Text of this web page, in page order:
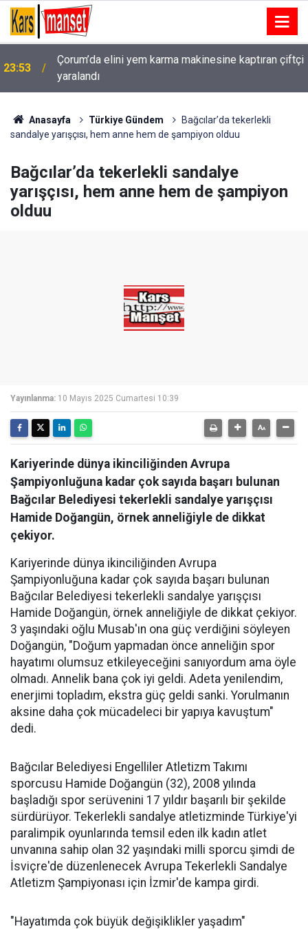
23:51
Yeni aldığı motosikletle kaza yapan genç hayatını
kaybetti: O anlar kamerada
Anasayfa Türkiye Gündem
Bağcılar’da tekerlekli
sandalye yarışçısı, hem anne hem de şampiyon olduu
Bağcılar’da tekerlekli sandalye
yarışçısı, hem anne hem de şampiyon
olduu
Yayınlanma: 10 Mayıs 2025 Cumartesi 10:39
Kariyerinde dünya ikinciliğinden Avrupa
Şampiyonluğuna kadar çok sayıda başarı bulunan
Bağcılar Belediyesi tekerlekli sandalye yarışçısı
Hamide Doğangün, örnek anneliğiyle de dikkat
çekiyor.
Kariyerinde dünya ikinciliğinden Avrupa
Şampiyonluğuna kadar çok sayıda başarı bulunan
Bağcılar Belediyesi tekerlekli sandalye yarışçısı
Hamide Doğangün, örnek anneliğiyle de dikkat çekiyor.
3 yaşındaki oğlu Musab'ın ona güç verdiğini söyleyen
Doğangün, "Doğum yapmadan önce anneliğin spor
hayatımı olumsuz etkileyeceğini sanıyordum ama öyle
olmadı. Annelik bana çok iyi geldi. Adeta yenilendim,
enerjimi topladım, ekstra güç geldi sanki. Yorulmanın
aksine daha çok mücadeleci bir yapıya kavuştum"
dedi.
Bağcılar Belediyesi Engelliler Atletizm Takımı
sporcusu Hamide Doğangün (32), 2008 yılında
başladığı spor serüvenini 17 yıldır başarılı bir şekilde
sürdürüyor. Tekerlekli sandalye atletizminde Türkiye'yi
paralimpik oyunlarında temsil eden ilk kadın atlet
unvanına sahip olan 32 yaşındaki milli sporcu şimdi de
İsviçre'de düzenlenecek Avrupa Tekerlekli Sandalye
Atletizm Şampiyonası için İzmir'de kampa girdi.
"Hayatımda çok büyük değişiklikler yaşadım"